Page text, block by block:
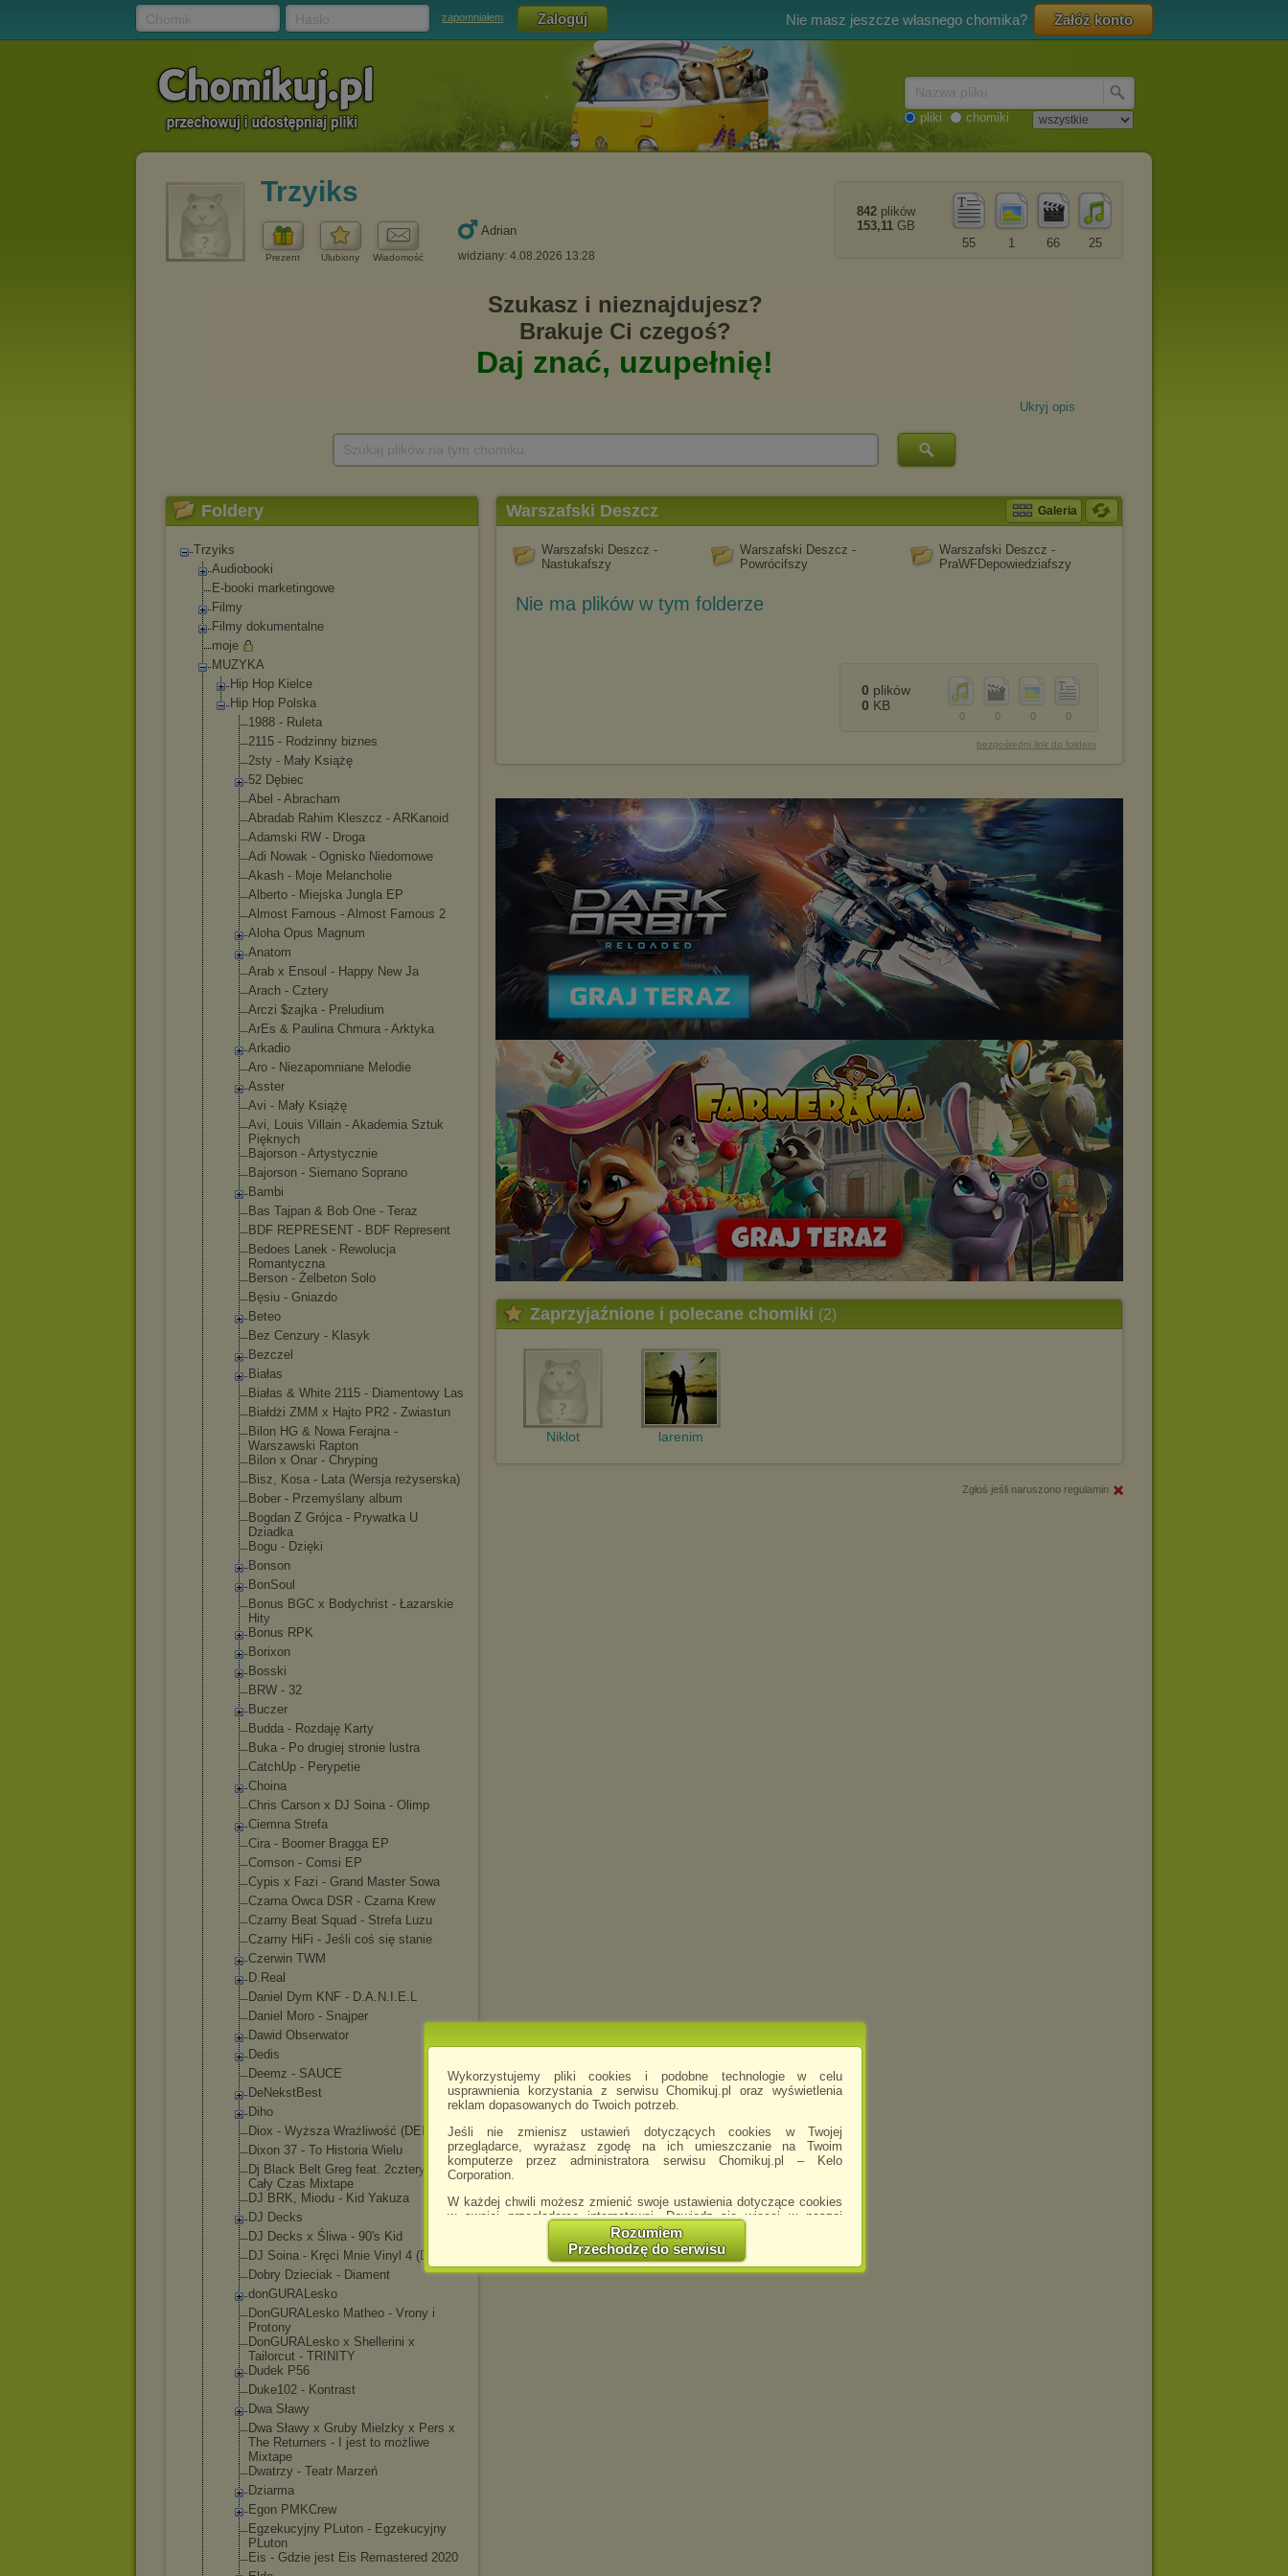
Wykorzystujemy pliki cookies i podobne technologie w celu
usprawnienia korzystania z serwisu Chomikuj.pl oraz wyświetlenia
reklam dopasowanych do Twoich potrzeb.
Jeśli nie zmienisz ustawień dotyczących cookies w Twojej
przeglądarce, wyrażasz zgodę na ich umieszczanie na Twoim
komputerze przez administratora serwisu Chomikuj.pl – Kelo
Corporation.
W każdej chwili możesz zmienić swoje ustawienia dotyczące cookies
w swojej przeglądarce internetowej. Dowiedz się więcej w naszej
http://chomikuj.pl/PolitykaPrywatnosci.aspx
Jednocześnie informujemy że zmiana ustawień przeglądarki może
spowodować ograniczenie korzystania ze strony Chomikuj.pl.
wyświetlona przypadkowo.
http://chomikuj.pl/PolitykaPrywatnosci.aspx
Rozumiem
Przechodzę do serwisu
zapomniałem Nie masz jeszcze własnego chomika? Załóż konto
pliki chomiki
Trzyiks
Prezent Ulubiony Wiadomość
Adrian
widziany: 4.08.2026 13:28
25
66
1
55
842 plików
153,11 GB
Ukryj opis
Foldery
Trzyiks
Audiobooki
E-booki marketingowe
Filmy
Filmy dokumentalne
moje
MUZYKA
Hip Hop Kielce
Hip Hop Polska
1988 - Ruleta
2115 - Rodzinny biznes
2sty - Mały Książę
52 Dębiec
Abel - Abracham
Abradab Rahim Kleszcz - ARKanoid
Adamski RW - Droga
Adi Nowak - Ognisko Niedomowe
Akash - Moje Melancholie
Alberto - Miejska Jungla EP
Almost Famous - Almost Famous 2
Aloha Opus Magnum
Anatom
Arab x Ensoul - Happy New Ja
Arach - Cztery
Arczi $zajka - Preludium
ArEs & Paulina Chmura - Arktyka
Arkadio
Aro - Niezapomniane Melodie
Asster
Avi - Mały Książę
Avi, Louis Villain - Akademia Sztuk
Pięknych
Bajorson - Artystycznie
Bajorson - Siemano Soprano
Bambi
Bas Tajpan & Bob One - Teraz
BDF REPRESENT - BDF Represent
Bedoes Lanek - Rewolucja
Romantyczna
Berson - Żelbeton Solo
Bęsiu - Gniazdo
Beteo
Bez Cenzury - Klasyk
Bezczel
Białas
Białas & White 2115 - Diamentowy Las
Białdżi ZMM x Hajto PR2 - Zwiastun
Bilon HG & Nowa Ferajna -
Warszawski Rapton
Bilon x Onar - Chryping
Bisz, Kosa - Lata (Wersja reżyserska)
Bober - Przemyślany album
Bogdan Z Grójca - Prywatka U
Dziadka
Bogu - Dzięki
Bonson
BonSoul
Bonus BGC x Bodychrist - Łazarskie
Hity
Bonus RPK
Borixon
Bosski
BRW - 32
Buczer
Budda - Rozdaję Karty
Buka - Po drugiej stronie lustra
CatchUp - Perypetie
Choina
Chris Carson x DJ Soina - Olimp
Ciemna Strefa
Cira - Boomer Bragga EP
Comson - Comsi EP
Cypis x Fazi - Grand Master Sowa
Czarna Owca DSR - Czarna Krew
Czarny Beat Squad - Strefa Luzu
Czarny HiFi - Jeśli coś się stanie
Czerwin TWM
D.Real
Daniel Dym KNF - D.A.N.I.E.L
Daniel Moro - Snajper
Dawid Obserwator
Dedis
Deemz - SAUCE
DeNekstBest
Diho
Diox - Wyższa Wrażliwość (DELUXE)
Dixon 37 - To Historia Wielu
Dj Black Belt Greg feat. 2cztery7 -
Cały Czas Mixtape
DJ BRK, Miodu - Kid Yakuza
DJ Decks
DJ Decks x Śliwa - 90's Kid
DJ Soina - Kręci Mnie Vinyl 4 (Deluxe)
Dobry Dzieciak - Diament
donGURALesko
DonGURALesko Matheo - Vrony i
Protony
DonGURALesko x Shellerini x
Tailorcut - TRINITY
Dudek P56
Duke102 - Kontrast
Dwa Sławy
Dwa Sławy x Gruby Mielzky x Pers x
The Returners - I jest to możliwe
Mixtape
Dwatrzy - Teatr Marzeń
Dziarma
Egon PMKCrew
Egzekucyjny PLuton - Egzekucyjny
PLuton
Eis - Gdzie jest Eis Remastered 2020
Warszafski Deszcz Galeria
Warszafski Deszcz -
Nastukafszy
Warszafski Deszcz -
Powrócifszy
Warszafski Deszcz -
PraWFDepowiedziafszy
Nie ma plików w tym folderze
0
0
0
0
0 plików
0 KB
bezpośredni link do folderu
Zaprzyjaźnione i polecane chomiki (2)
Niklot larenim
Zgłoś jeśli naruszono regulamin